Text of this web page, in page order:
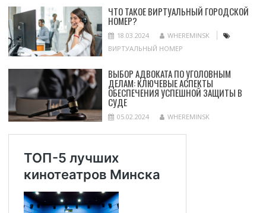
ЧТО ТАКОЕ ВИРТУАЛЬНЫЙ ГОРОДСКОЙ
НОМЕР?
18.03.2024
WHEREMINSK
ВИРТУАЛЬНЫЙ НОМЕР
ВЫБОР АДВОКАТА ПО УГОЛОВНЫМ
ДЕЛАМ: КЛЮЧЕВЫЕ АСПЕКТЫ
ОБЕСПЕЧЕНИЯ УСПЕШНОЙ ЗАЩИТЫ В
СУДЕ
05.02.2024 WHEREMINSK